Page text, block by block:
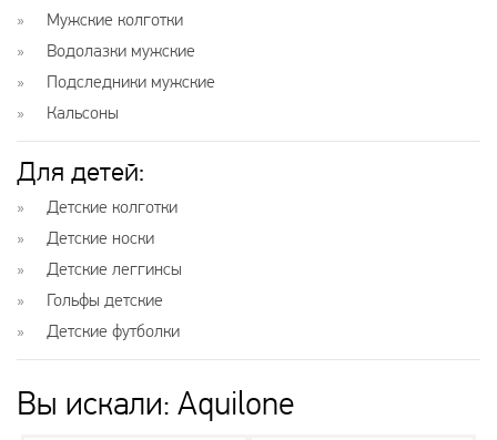
Мужские колготки
Водолазки мужские
Подследники мужские
Кальсоны
Для детей:
Детские колготки
Детские носки
Детские леггинсы
Гольфы детские
Детские футболки
Вы искали: Aquilone